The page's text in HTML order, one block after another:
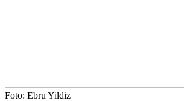
Foto: Ebru Yildiz